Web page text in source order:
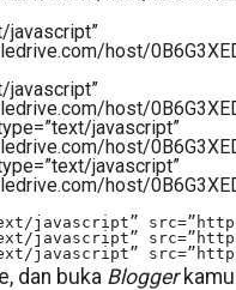
javascript”
host/
javascript”
host/
javascript”
host/
javascript”
host/
javascript” src=”https://
javascript” src=”https://
javascript” src=”https://
dan buka Bloggerkamu